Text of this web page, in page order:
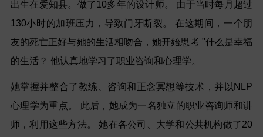
出生在爱知县。做了10多年的设计师。 由于当时每月超过
130小时的加班压力，导致门牙断裂。 在这期间，一个朋
友的死亡正好与她的生活相吻合，她开始思考 "什么是幸福
的生活？ 他认真地学习了职业咨询和心理学。
她掌握并整合了教练、咨询和正念冥想等技术，并以NLP
心理学为重点。 此后，她成为一名独立的职业咨询师和讲
师，利用这些方法。 她在各公司、大学和公共机构做了20